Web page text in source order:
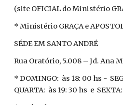
(site OFICIAL do Ministério
* Ministério GRAÇA e
SÉDE EM SANTO ANDRÉ
Rua Oratório, 5.008 – Jd. Ana
* DOMINGO: às 18: 00 hs -
QUARTA: às 19: 30 hs e